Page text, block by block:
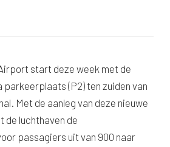
start deze week met de
parkeerplaats (P2) ten zuiden van
Met de aanleg van deze nieuwe
luchthaven de
passagiers uit van 900 naar